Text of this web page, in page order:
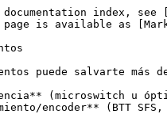
documentation index,
is available as
puede salvarte
(microswitch u
encoder** (BTT